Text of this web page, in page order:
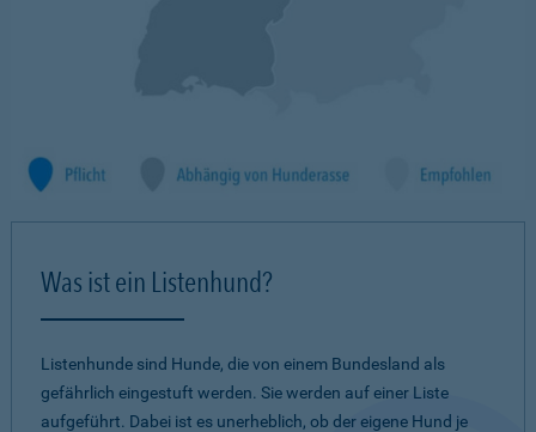
Was ist ein Listenhund?
Listenhunde sind Hunde, die von einem Bundesland als
gefährlich eingestuft werden. Sie werden auf einer Liste
aufgeführt. Dabei ist es unerheblich, ob der eigene Hund je